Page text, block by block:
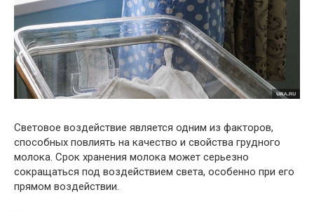
Световое воздействие является одним из факторов,
способных повлиять на качество и свойства грудного
молока. Срок хранения молока может серьезно
сокращаться под воздействием света, особенно при его
прямом воздействии.